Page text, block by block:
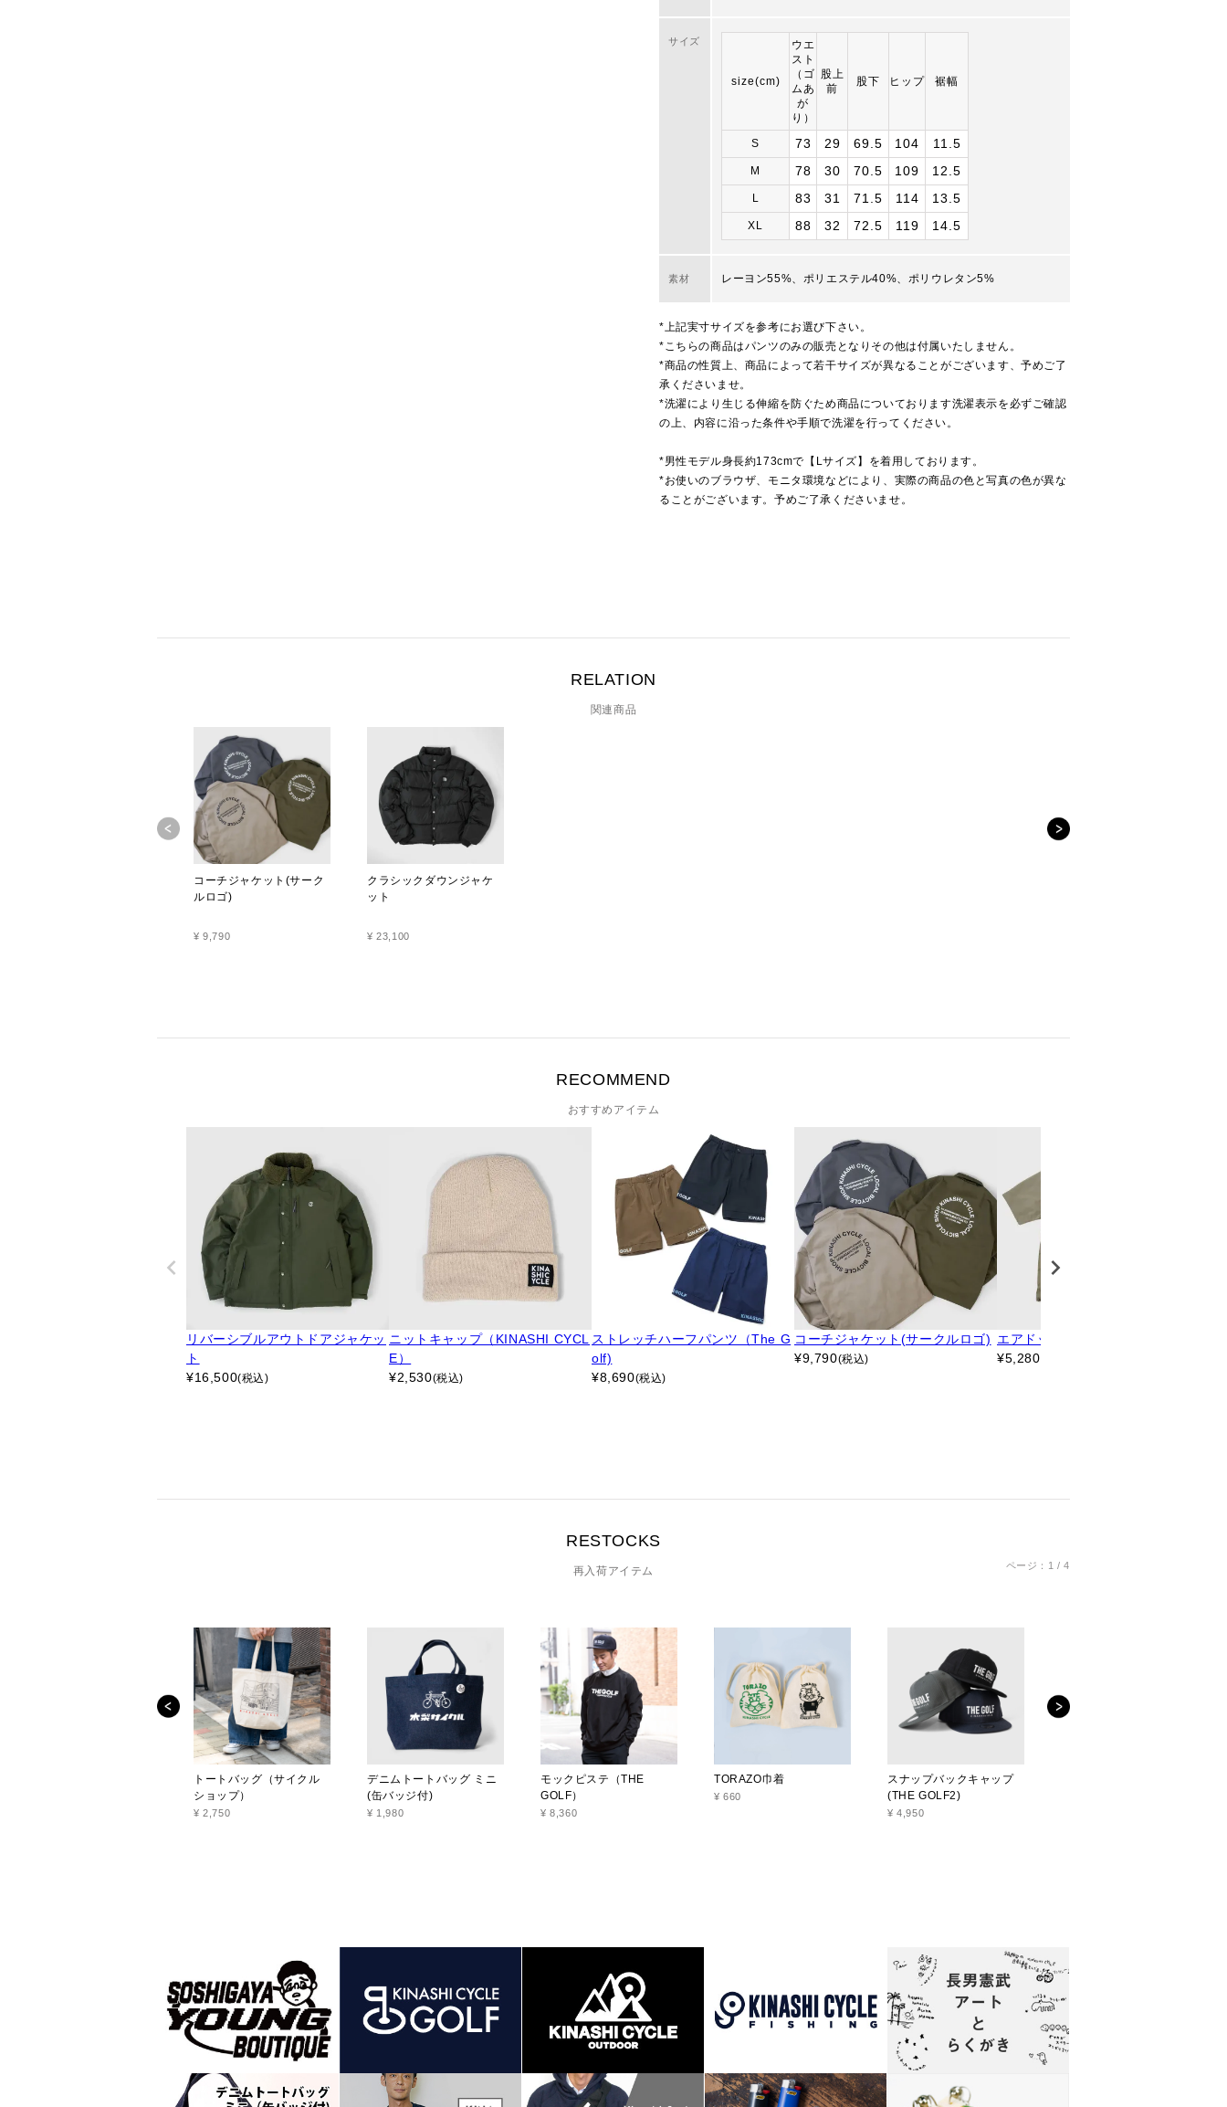
サイズ
size(cm)
ウエ
スト
（ゴ
ムあ
が
り）
股上
前
股下 ヒップ 裾幅
S 73 29 69.5 104 11.5
M 78 30 70.5 109 12.5
L 83 31 71.5 114 13.5
XL 88 32 72.5 119 14.5
素材 レーヨン55%、ポリエステル40%、ポリウレタン5%
*上記実寸サイズを参考にお選び下さい。
*こちらの商品はパンツのみの販売となりその他は付属いたしません。
*商品の性質上、商品によって若干サイズが異なることがございます、予めご了
承くださいませ。
*洗濯により生じる伸縮を防ぐため商品についております洗濯表示を必ずご確認
の上、内容に沿った条件や手順で洗濯を行ってください。
*男性モデル身長約173cmで【Lサイズ】を着用しております。
*お使いのブラウザ、モニタ環境などにより、実際の商品の色と写真の色が異な
ることがございます。予めご了承くださいませ。
RELATION
関連商品
コーチジャケット(サーク
ルロゴ)
¥ 9,790
クラシックダウンジャケ
ット
¥ 23,100
RECOMMEND
おすすめアイテム
リバーシブルアウトドアジャケッ
ト
¥16,500(税込)
ニットキャップ（KINASHI CYCL
E）
¥2,530(税込)
ストレッチハーフパンツ（The G
olf)
¥8,690(税込)
コーチジャケット(サークルロゴ)
¥9,790(税込)
エアドッツクルーネックTシャツ
¥5,280
RESTOCKS
再入荷アイテム ページ：1 / 4
トートバッグ（サイクル
ショップ）
¥ 2,750
デニムトートバッグ ミニ
(缶バッジ付)
¥ 1,980
モックピステ（THE
GOLF）
¥ 8,360
TORAZO巾着
¥ 660
スナップバックキャップ
(THE GOLF2)
¥ 4,950